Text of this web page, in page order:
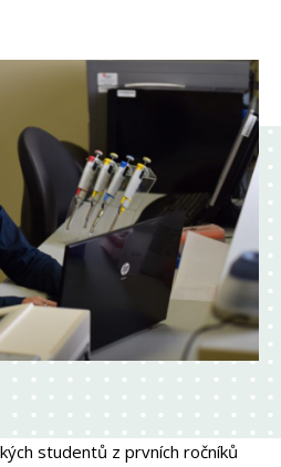
studentů z prvních ročníků